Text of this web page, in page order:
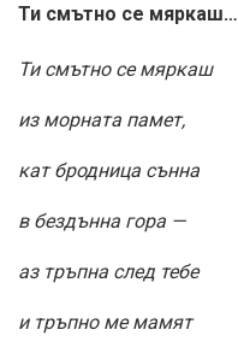
Ти смътно се мяркаш…
Ти смътно се мяркаш
из морната памет,
кат бродница сънна
в бездънна гора —
аз тръпна след тебе
и тръпно ме мамят